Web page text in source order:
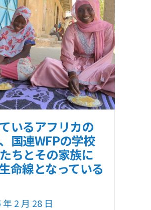
いるアフリカの
国連WFPの学校
ちとその家族に
命線となっている
2 月 28 日